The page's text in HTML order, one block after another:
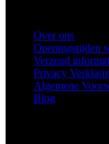
Over ons
Openingstijden
Verzend
Privacy
Algemene
Blog